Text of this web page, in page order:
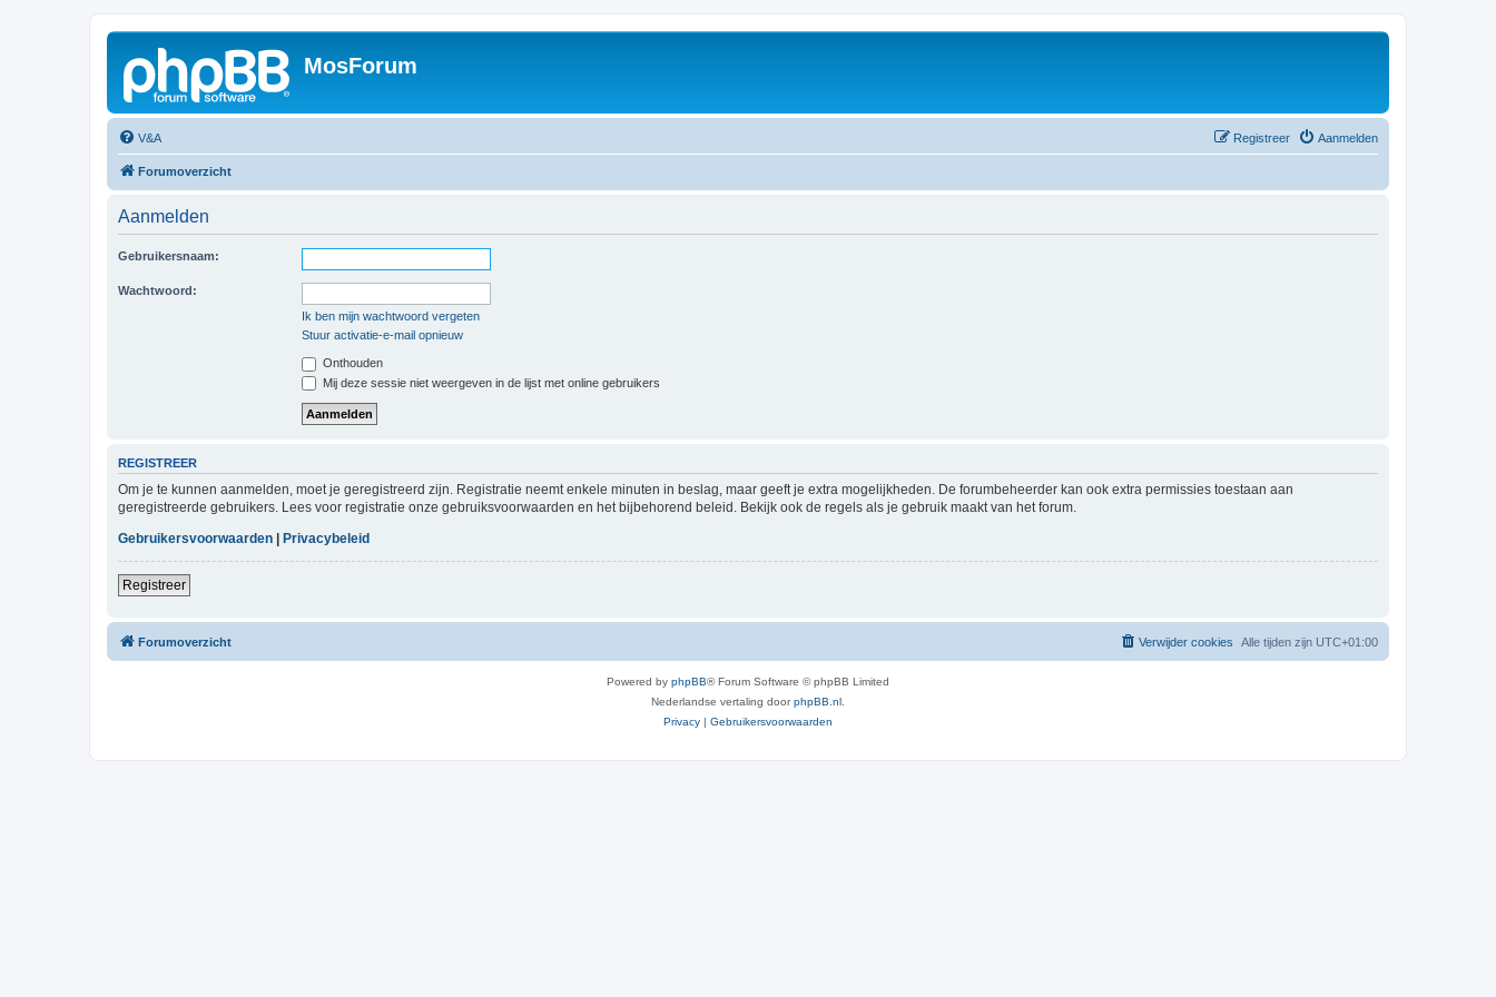
MosForum
V&A Aanmelden
Registreer
Forumoverzicht
Aanmelden
Gebruikersnaam:
Wachtwoord:
Ik ben mijn wachtwoord vergeten
Stuur activatie-e-mail opnieuw
Onthouden
Mij deze sessie niet weergeven in de lijst met online gebruikers
REGISTREER
Om je te kunnen aanmelden, moet je geregistreerd zijn. Registratie neemt enkele minuten in beslag, maar geeft je extra mogelijkheden. De forumbeheerder kan ook extra permissies toestaan aan
geregistreerde gebruikers. Lees voor registratie onze gebruiksvoorwaarden en het bijbehorend beleid. Bekijk ook de regels als je gebruik maakt van het forum.
Gebruikersvoorwaarden | Privacybeleid
Registreer
Forumoverzicht Alle tijden zijn UTC+01:00
Verwijder cookies
Powered by phpBB® Forum Software © phpBB Limited
Nederlandse vertaling doorphpBB.nl
Privacy | Gebruikersvoorwaarden